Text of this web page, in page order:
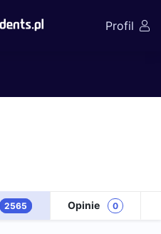
Profil
2565 Opinie 0